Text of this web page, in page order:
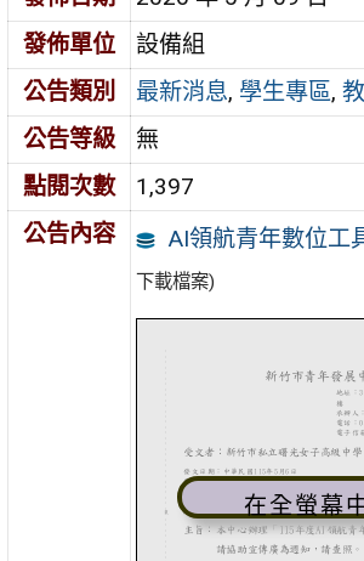
發佈單位
設備組
公告類別
最新消息, 學生專區,
公告等級
無
點閱次數
1,397
公告內容
AI領航青年數位工
下載檔案)
在全螢幕